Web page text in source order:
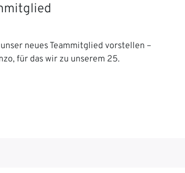
neues Teammitglied vorstellen –
für das wir zu unserem 25.